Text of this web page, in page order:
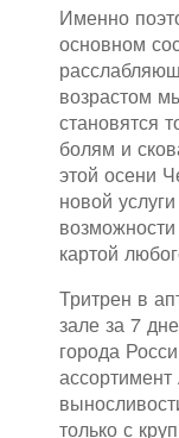
Именно
основном
возрастом
становятся
болям и
этой осени
новой
картой
Тритрен в
зале за 7
города
только с